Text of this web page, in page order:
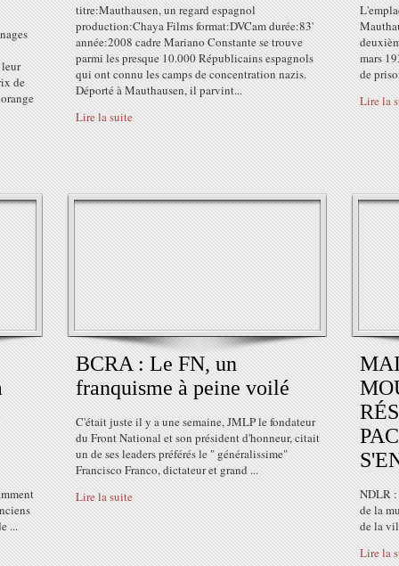
leur
de
titre:Mauthausen, un regard espagnol
production:Chaya Films format:DVCam durée:83'
année:2008 cadre Mariano Constante se trouve
parmi les presque 10.000 Républicains espagnols
qui ont connu les camps de concentration nazis.
Déporté à Mauthausen, il parvint...
Lire la suite
mars
de
Lire la
...
BCRA : Le FN, un
franquisme à peine voilé
C'était juste il y a une semaine, JMLP le fondateur
du Front National et son président d'honneur, citait
un de ses leaders préférés le " généralissime"
Francisco Franco, dictateur et grand ...
Lire la suite
NDLR :
de la
de la
Lire la